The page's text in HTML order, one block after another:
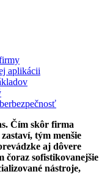
aplikácii
Čím skôr firma
tým menšie
aj dôvere
čoraz sofistikovanejšie
nástroje,